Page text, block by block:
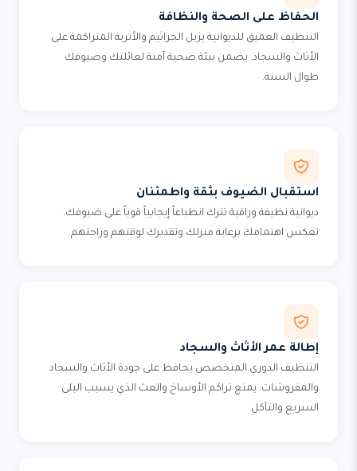
الحفاظ على الصحة والنظافة
التنظيف العميق للديوانية يزيل الجراثيم والأتربة المتراكمة على
الأثاث والسجاد. يضمن بيئة صحية آمنة لعائلتك وضيوفك
طوال السنة.
استقبال الضيوف بثقة واطمئنان
ديوانية نظيفة وراقية تترك انطباعاً إيجابياً قوياً على ضيوفك.
تعكس اهتمامك برعاية منزلك وتقديرك لوقتهم وراحتهم.
إطالة عمر الأثاث والسجاد
التنظيف الدوري المتخصص يحافظ على جودة الأثاث والسجاد
والمفروشات. يمنع تراكم الأوساخ والعث الذي يسبب البلى
السريع والتآكل.